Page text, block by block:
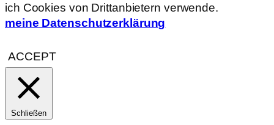
ich Cookies von Drittanbietern verwende.
meine Datenschutzerklärung
ACCEPT
Schließen